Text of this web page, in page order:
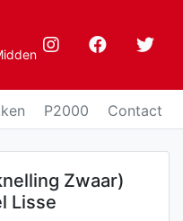
P2000 Contact
Zwaar)
Lisse